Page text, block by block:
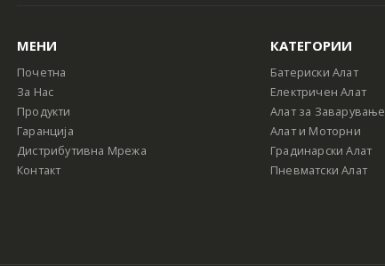
МЕНИ
Почетна
За Нас
Продукти
Гаранција
Дистрибутивна Мрежа
Контакт
КАТЕГОРИИ
Батериски Алат
Електричен Алат
Алат за Заварување
Алат и Моторни
Градинарски Алат
Пневматски Алат